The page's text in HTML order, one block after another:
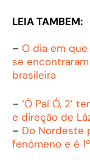
LEIA TAMBEM:
– O dia em que
se
brasileira
– ‘Ó Paí Ó, 2’
e direção de
– Do Nordeste
fenômeno e é